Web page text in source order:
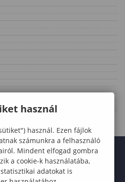
használ
használ. Ezen fájlok
számunkra a felhasználó
Mindent elfogad gombra
a cookie-k használatába,
adatokat is